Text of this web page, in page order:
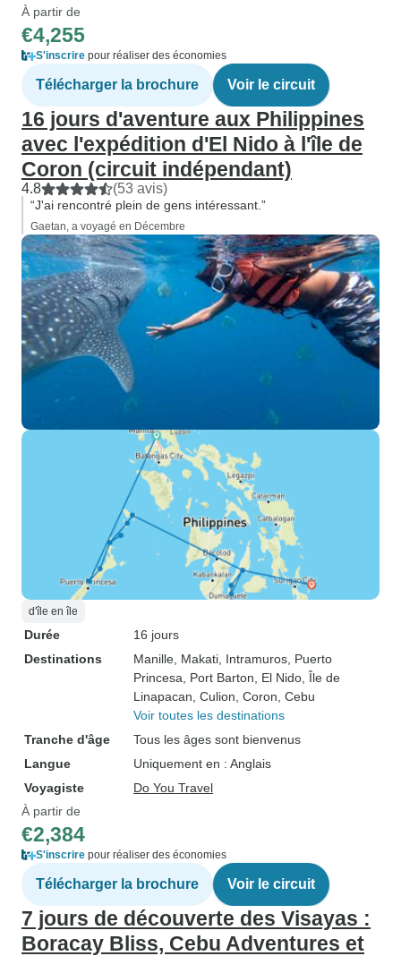
À partir de
€4,255
S'inscrire pour réaliser des économies
Télécharger la brochure Voir le circuit
16 jours d'aventure aux Philippines
avec l'expédition d'El Nido à l'île de
Coron (circuit indépendant)
4.8 (53 avis)
“J'ai rencontré plein de gens intéressant.”
Gaetan, a voyagé en Décembre
d'île en île
Durée
16 jours
Destinations
Manille , Makati , Intramuros , Puerto
Princesa , Port Barton , El Nido , Île de
Linapacan , Culion , Coron , Cebu
Voir toutes les destinations
Tranche d'âge
Tous les âges sont bienvenus
Langue
Uniquement en : Anglais
Voyagiste
Do You Travel
À partir de
€2,384
S'inscrire pour réaliser des économies
Télécharger la brochure Voir le circuit
7 jours de découverte des Visayas :
Boracay Bliss, Cebu Adventures et